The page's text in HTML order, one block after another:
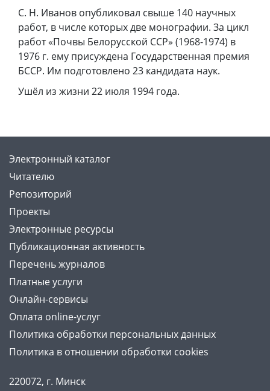
С. Н. Иванов опубликовал свыше 140 научных
работ, в числе которых две монографии. За цикл
работ «Почвы Белорусской ССР» (1968-1974) в
1976 г. ему присуждена Государственная премия
БССР. Им подготовлено 23 кандидата наук.
Ушёл из жизни 22 июля 1994 года.
Электронный каталог
Читателю
Репозиторий
Проекты
Электронные ресурсы
Публикационная активность
Перечень журналов
Платные услуги
Онлайн-сервисы
Оплата online-услуг
Политика обработки персональных данных
Политика в отношении обработки cookies
220072, г. Минск